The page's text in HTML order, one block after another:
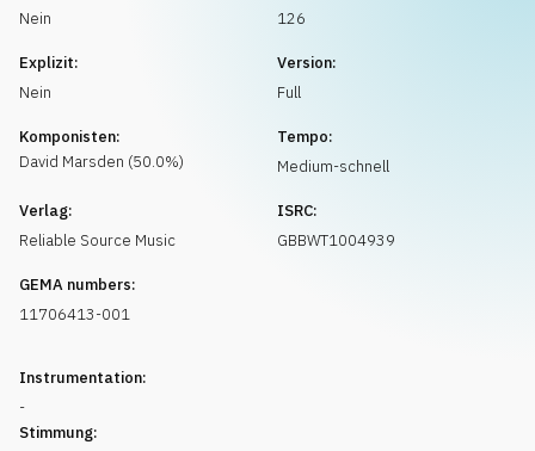
Nein
126
Explizit:
Nein
Version:
Full
Komponisten:
David Marsden (50.0%)
Tempo:
Medium-schnell
Verlag:
Reliable Source Music
ISRC:
GBBWT1004939
GEMA numbers:
11706413-001
Instrumentation:
-
Stimmung: